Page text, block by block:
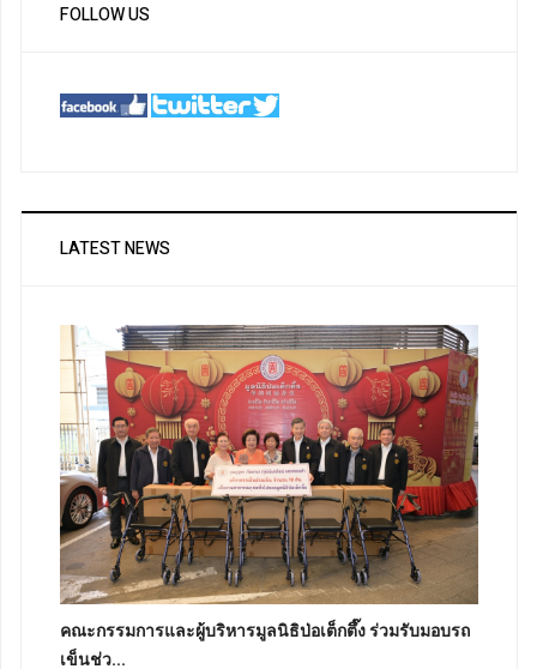
FOLLOW US
LATEST NEWS
คณะกรรมการและผู้บริหารมูลนิธิป่อเต็กตึ๊ง ร่วมรับมอบรถ
เข็นช่ว...